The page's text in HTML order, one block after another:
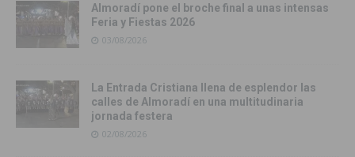
Almoradí pone el broche final a unas intensas
Feria y Fiestas 2026
03/08/2026
La Entrada Cristiana llena de esplendor las
calles de Almoradí en una multitudinaria
jornada festera
02/08/2026